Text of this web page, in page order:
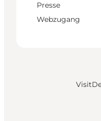
Presse
Webzugang